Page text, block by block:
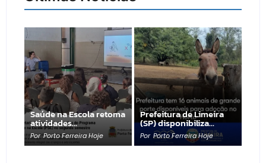
Saúde na Escola retoma
atividades…
Por Porto Ferreira Hoje
Prefeitura de Limeira
(SP) disponibiliza…
Por Porto Ferreira Hoje